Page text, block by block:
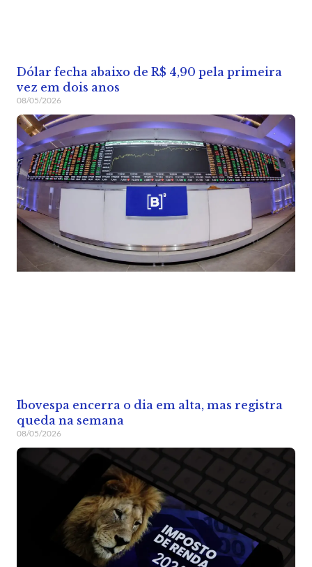
Dólar fecha abaixo de R$ 4,90 pela primeira
vez em dois anos
08/05/2026
Ibovespa encerra o dia em alta, mas registra
queda na semana
08/05/2026